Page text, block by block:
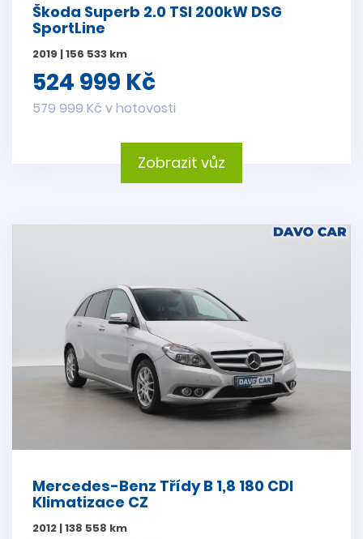
Škoda Superb 2.0 TSI 200kW DSG
SportLine
2019 | 156 533 km
524 999 Kč
579 999 Kč v hotovosti
Zobrazit vůz
Mercedes-Benz Třídy B 1,8 180 CDI
Klimatizace CZ
2012 | 138 558 km